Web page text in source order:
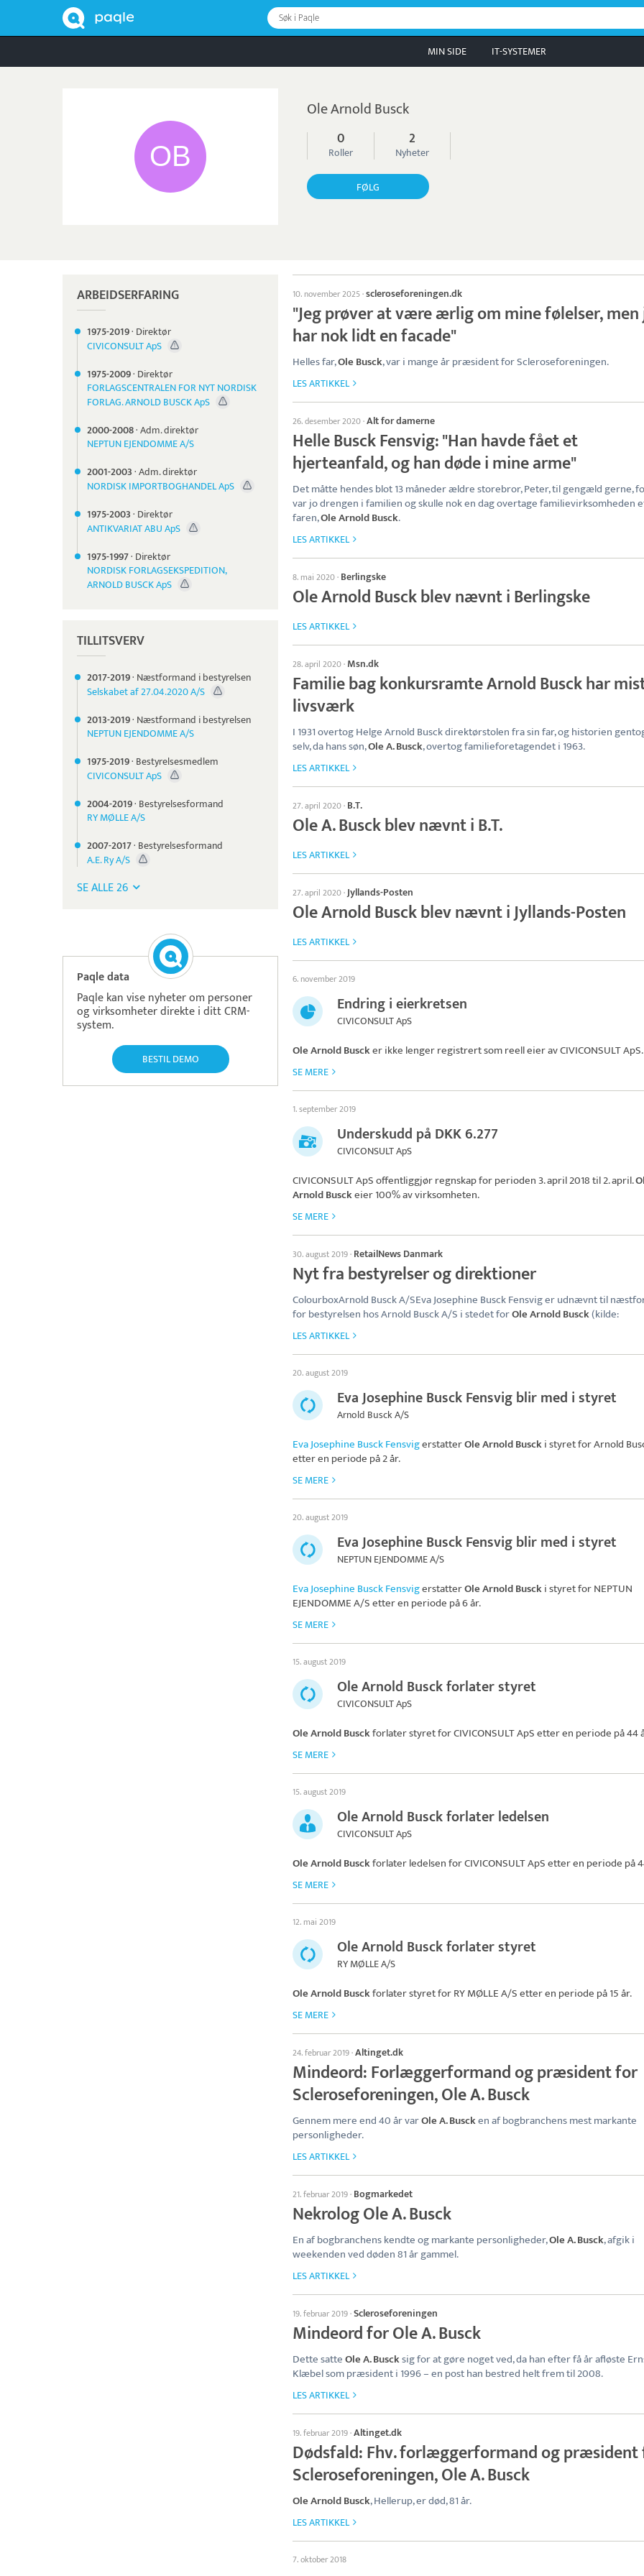
Søk i Paqle
MIN SIDE IT-SYSTEMER
Ole Arnold Busck
0
Roller
2
Nyheter
FØLG
ARBEIDSERFARING
1975-2019· Direktør
CIVICONSULT ApS
1975-2009· Direktør
FORLAGSCENTRALEN FOR NYT NORDISK
FORLAG. ARNOLD BUSCK ApS
2000-2008·Adm. direktør
NEPTUN EJENDOMME A/S
2001-2003·Adm. direktør
NORDISK IMPORTBOGHANDEL ApS
1975-2003· Direktør
ANTIKVARIAT ABU ApS
1975-1997· Direktør
NORDISK FORLAGSEKSPEDITION,
ARNOLD BUSCK ApS
TILLITSVERV
2017-2019· Næstformand i bestyrelsen
Selskabet af 27.04.2020 A/S
2013-2019· Næstformand i bestyrelsen
NEPTUN EJENDOMME A/S
1975-2019· Bestyrelsesmedlem
CIVICONSULT ApS
2004-2019· Bestyrelsesformand
RY MØLLE A/S
2007-2017· Bestyrelsesformand
A.E. Ry A/S
SE ALLE 26
Paqle data
Paqle kan vise nyheter om personer
og virksomheter direkte i ditt CRM-
system.
BESTIL DEMO
10. november 2025·scleroseforeningen.dk
"Jeg prøver at være ærlig om mine følelser, men
har nok lidt en facade"
Helles far,Ole Busck, var i mange år præsident for Scleroseforeningen.
LES ARTIKKEL
26. desember 2020·Alt for damerne
Helle Busck Fensvig: "Han havde fået et
hjerteanfald, og han døde i mine arme"
Det måtte hendes blot 13 måneder ældre storebror, Peter, til gengæld gerne,
var jo drengen i familien og skulle nok en dag overtage familievirksomheden
faren,Ole Arnold Busck.
LES ARTIKKEL
8. mai 2020· Berlingske
Ole Arnold Busck blev nævnt i Berlingske
LES ARTIKKEL
28. april 2020· Msn.dk
Familie bag konkursramte Arnold Busck har
livsværk
I 1931 overtog Helge Arnold Busck direktørstolen fra sin far, og historien
selv, da hans søn,Ole A. Busck, overtog familieforetagendet i 1963.
LES ARTIKKEL
27. april 2020· B.T.
Ole A. Busck blev nævnt i B.T.
LES ARTIKKEL
27. april 2020·Jyllands-Posten
Ole Arnold Busck blev nævnt i Jyllands-Posten
LES ARTIKKEL
6. november 2019
Endring i eierkretsen
CIVICONSULT ApS
Ole Arnold Buscker ikke lenger registrert som reell eier avCIVICONSULT ApS.
SE MERE
1. september 2019
Underskudd på DKK 6.277
CIVICONSULT ApS
CIVICONSULT ApSoffentliggjør regnskap for perioden 3. april 2018 til 2. april.
Arnold Busckeier 100% av virksomheten.
SE MERE
30. august 2019· RetailNews Danmark
Nyt fra bestyrelser og direktioner
ColourboxArnold Busck A/SEva Josephine Busck Fensvig er udnævnt til
for bestyrelsen hos Arnold Busck A/S i stedet forOle Arnold Busck(kilde:
LES ARTIKKEL
20. august 2019
Eva Josephine Busck Fensvig blir med i styret
Arnold Busck A/S
Eva Josephine Busck FensvigerstatterOle Arnold Buscki styret forArnold
etter en periode på 2 år.
SE MERE
20. august 2019
Eva Josephine Busck Fensvig blir med i styret
NEPTUN EJENDOMME A/S
Eva Josephine Busck FensvigerstatterOle Arnold Buscki styret forNEPTUN
EJENDOMME A/Setter en periode på 6 år.
SE MERE
15. august 2019
Ole Arnold Busck forlater styret
CIVICONSULT ApS
Ole Arnold Busckforlater styret forCIVICONSULT ApSetter en periode på 44
SE MERE
15. august 2019
Ole Arnold Busck forlater ledelsen
CIVICONSULT ApS
Ole Arnold Busckforlater ledelsen forCIVICONSULT ApSetter en periode på
SE MERE
12. mai 2019
Ole Arnold Busck forlater styret
RY MØLLE A/S
Ole Arnold Busckforlater styret forRY MØLLE A/Setter en periode på 15 år.
SE MERE
24. februar 2019·Altinget.dk
Mindeord: Forlæggerformand og præsident for
Scleroseforeningen, Ole A. Busck
Gennem mere end 40 år varOle A. Buscken af bogbranchens mest markante
personligheder.
LES ARTIKKEL
21. februar 2019· Bogmarkedet
Nekrolog Ole A. Busck
En af bogbranchens kendte og markante personligheder,Ole A. Busck, afgik i
weekenden ved døden 81 år gammel.
LES ARTIKKEL
19. februar 2019·Scleroseforeningen
Mindeord for Ole A. Busck
Dette satteOle A. Buscksig for at gøre noget ved, da han efter få år afløste
Klæbel som præsident i 1996 – en post han bestred helt frem til 2008.
LES ARTIKKEL
19. februar 2019·Altinget.dk
Dødsfald: Fhv. forlæggerformand og
Scleroseforeningen, Ole A. Busck
Ole Arnold Busck, Hellerup, er død, 81 år.
LES ARTIKKEL
7. oktober 2018